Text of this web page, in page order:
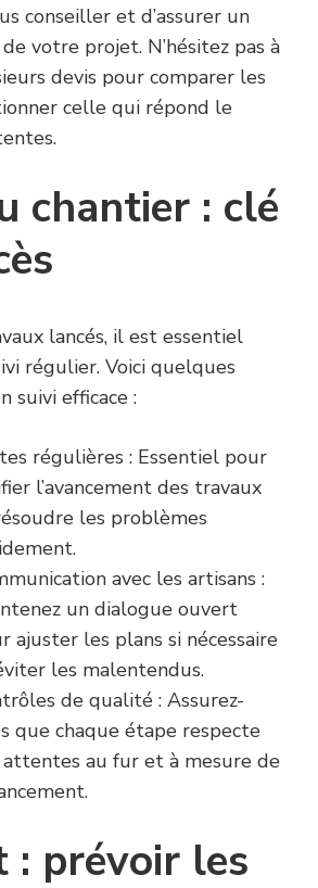
conseiller et d’assurer un
votre projet. N’hésitez pas à
devis pour comparer les
celle qui répond le
chantier : clé
lancés, il est essentiel
régulier. Voici quelques
suivi efficace :
régulières : Essentiel pour
l’avancement des travaux
les problèmes
avec les artisans :
un dialogue ouvert
ajuster les plans si nécessaire
les malentendus.
de qualité : Assurez-
que chaque étape respecte
attentes au fur et à mesure de
: prévoir les